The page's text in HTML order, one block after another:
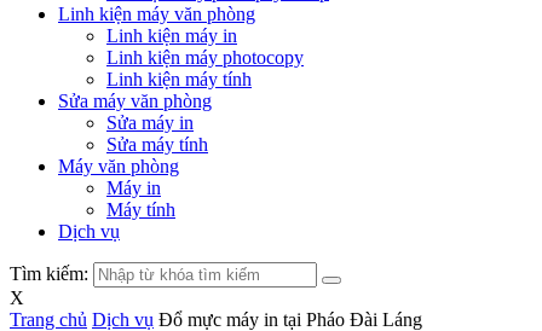
Linh kiện máy văn phòng
Linh kiện máy in
Linh kiện máy photocopy
Linh kiện máy tính
Sửa máy văn phòng
Sửa máy in
Sửa máy tính
Máy văn phòng
Máy in
Máy tính
Dịch vụ
Tìm kiếm:
X
Trang chủ Dịch vụ Đổ mực máy in tại Pháo Đài Láng